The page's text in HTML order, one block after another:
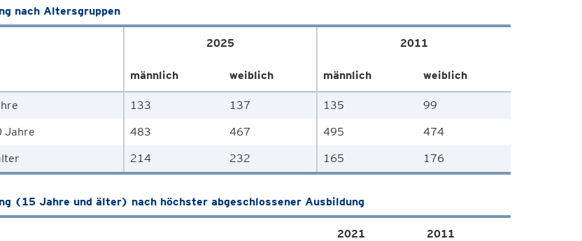
nach Altersgruppen
2025 2011
männlich weiblich männlich weiblich
133 137 135
99
Jahre
483 467 495
474
214 232 165 176
(15 Jahre und älter) nach höchster abgeschlossener Ausbildung
2021 2011